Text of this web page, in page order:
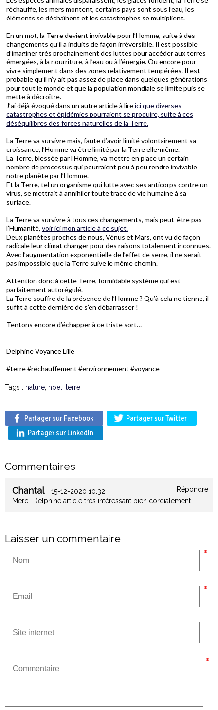
réchauffe, les mers montent, certains pays sont sous l’eau, les
éléments se déchaînent et les catastrophes se multiplient.
En un mot, la Terre devient invivable pour l’Homme, suite à des
changements qu’il a induits de façon irréversible. Il est possible
d’imaginer très prochainement des luttes pour accéder aux terres
émergées, à la nourriture, à l’eau ou à l’énergie. Ou encore pour
vivre simplement dans des zones relativement tempérées. Il est
probable qu’il n’y ait pas assez de place dans quelques générations
pour tout le monde et que la population mondiale se limite puis se
mette à décroître.
J’ai déjà évoqué dans un autre article à lireici que diverses
catastrophes et épidémies pourraient se produire, suite à ces
déséquilibres des forces naturelles de la Terre.
La Terre va survivre mais, faute d’avoir limité volontairement sa
croissance, l’Homme va être limité par la Terre elle-même.
La Terre, blessée par l’Homme, va mettre en place un certain
nombre de processus qui pourraient peu à peu rendre invivable
notre planète par l’Homme.
Et la Terre, tel un organisme qui lutte avec ses anticorps contre un
virus, se mettrait à annihiler toute trace de vie humaine à sa
surface.
La Terre va survivre à tous ces changements, mais peut-être pas
l’Humanité, voir ici mon article à ce sujet.
Deux planètes proches de nous, Vénus et Mars, ont vu de façon
radicale leur climat changer pour des raisons totalement inconnues.
Avec l’augmentation exponentielle de l’effet de serre, il ne serait
pas impossible que la Terre suive le même chemin.
Attention donc à cette Terre, formidable système qui est
parfaitement autorégulé.
La Terre souffre de la présence de l’Homme ? Qu’à cela ne tienne, il
suffit à cette dernière de s’en débarrasser !
Tentons encore d’échapper à ce triste sort…
Delphine Voyance Lille
#terre #réchauffement #environnement #voyance
Tags : nature noël terre
Partager sur Facebook
Partager sur Twitter
Partager sur LinkedIn
Commentaires
Chantal 15-12-2020 10:32
Répondre
Merci. Delphine article très intéressant bien cordialement
Laisser un commentaire